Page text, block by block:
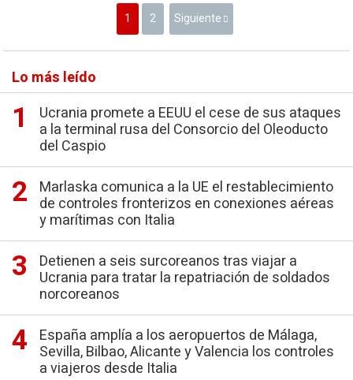
1 2 Siguiente
Lo más leído
Ucrania promete a EEUU el cese de sus ataques
a la terminal rusa del Consorcio del Oleoducto
del Caspio
Marlaska comunica a la UE el restablecimiento
de controles fronterizos en conexiones aéreas
y marítimas con Italia
Detienen a seis surcoreanos tras viajar a
Ucrania para tratar la repatriación de soldados
norcoreanos
España amplía a los aeropuertos de Málaga,
Sevilla, Bilbao, Alicante y Valencia los controles
a viajeros desde Italia